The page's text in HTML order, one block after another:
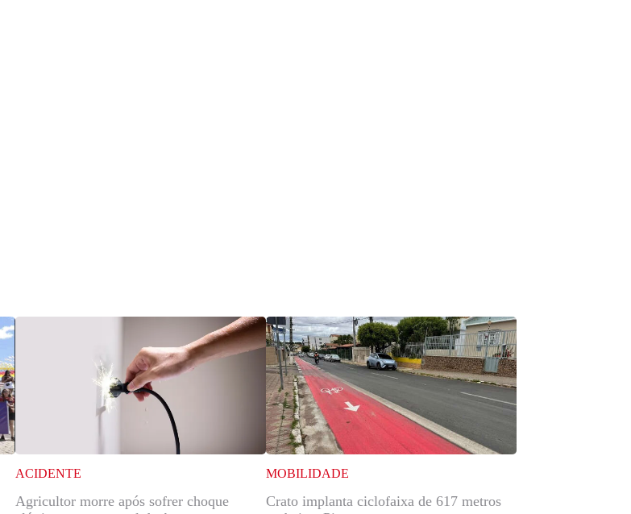
ACIDENTE
Agricultor morre após sofrer choque
MOBILIDADE
Crato implanta ciclofaixa de 617 metros